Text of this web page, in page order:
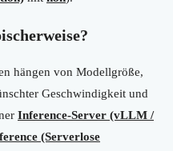
hängen von Modellgröße,
Geschwindigkeit und
Inference-Server (vLLM /
(Serverlose